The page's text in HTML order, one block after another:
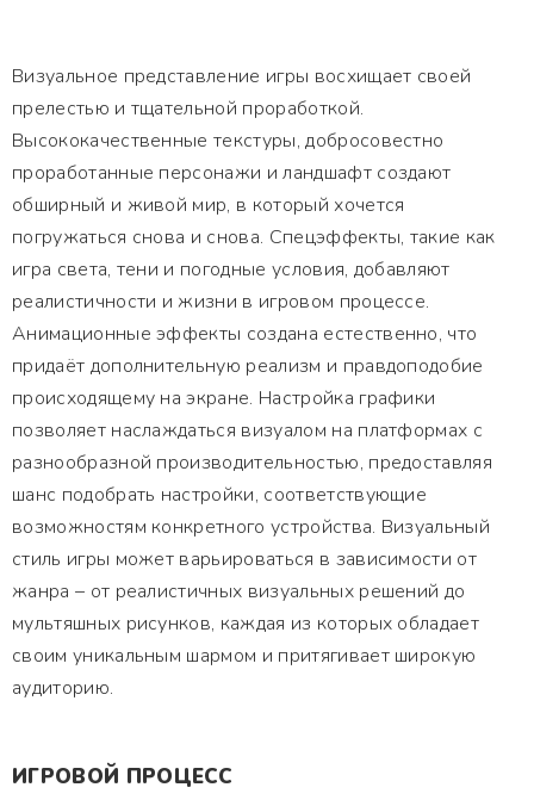
Визуальное представление игры восхищает своей
прелестью и тщательной проработкой.
Высококачественные текстуры, добросовестно
проработанные персонажи и ландшафт создают
обширный и живой мир, в который хочется
погружаться снова и снова. Спецэффекты, такие как
игра света, тени и погодные условия, добавляют
реалистичности и жизни в игровом процессе.
Анимационные эффекты создана естественно, что
придаёт дополнительную реализм и правдоподобие
происходящему на экране. Настройка графики
позволяет наслаждаться визуалом на платформах с
разнообразной производительностью, предоставляя
шанс подобрать настройки, соответствующие
возможностям конкретного устройства. Визуальный
стиль игры может варьироваться в зависимости от
жанра – от реалистичных визуальных решений до
мультяшных рисунков, каждая из которых обладает
своим уникальным шармом и притягивает широкую
аудиторию.
ИГРОВОЙ ПРОЦЕСС